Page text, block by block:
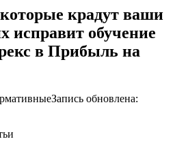
крадут ваши
исправит обучение
в Прибыль на
Запись обновлена: